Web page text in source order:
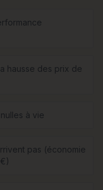
hausse des prix de
à vie
pas (économie